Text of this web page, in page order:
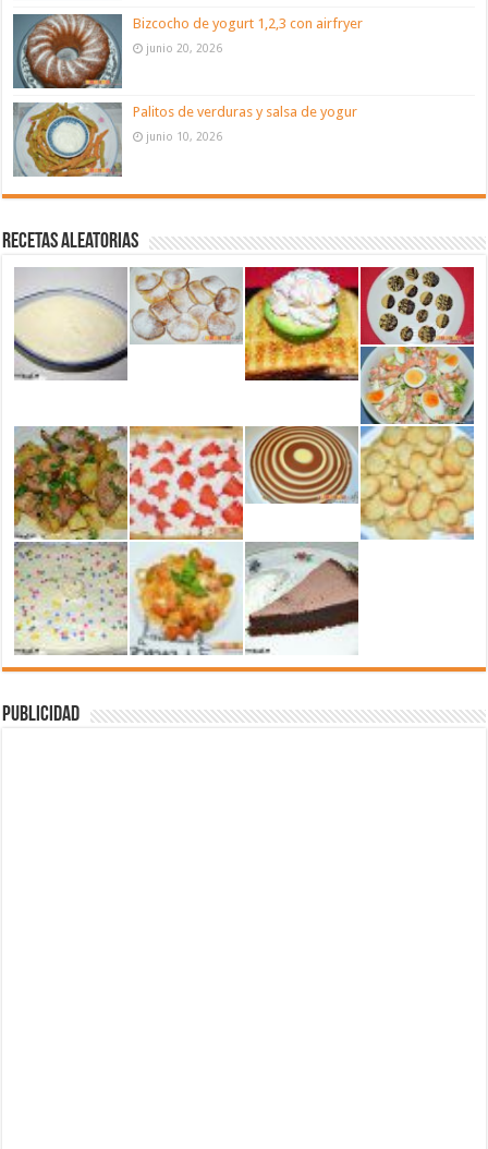
Bizcocho de yogurt 1,2,3 con airfryer
junio 20, 2026
Palitos de verduras y salsa de yogur
junio 10, 2026
Recetas aleatorias
Publicidad